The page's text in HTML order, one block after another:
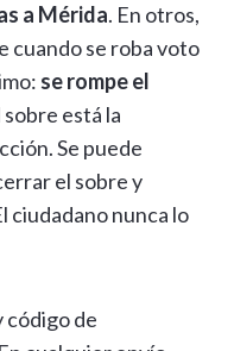
a Mérida. En otros,
cuando se roba voto
se rompe el
está la
Se puede
el sobre y
ciudadano nunca lo
código de